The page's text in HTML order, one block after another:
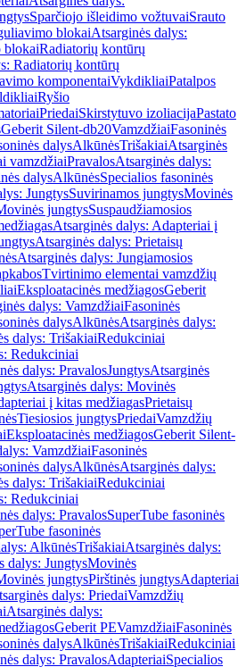
Sparčiojo išleidimo vožtuvaiSrauto
blokaiAtsarginės dalys:
blokaiRadiatorių kontūrų
Radiatorių kontūrų
komponentaiVykdikliaiPatalpos
Ryšio
PriedaiSkirstytuvo izoliacijaPastato
Geberit Silent-db20VamzdžiaiFasoninės
dalysAlkūnėsTrišakiaiAtsarginės
vamzdžiaiPravalosAtsarginės dalys:
dalysAlkūnėsSpecialios fasoninės
JungtysSuvirinamos jungtysMovinės
jungtysSuspaudžiamosios
Atsarginės dalys: Adapteriai į
Atsarginės dalys: Prietaisų
Atsarginės dalys: Jungiamosios
Tvirtinimo elementai vamzdžių
Eksploatacinės medžiagosGeberit
dalys: VamzdžiaiFasoninės
dalysAlkūnėsAtsarginės dalys:
dalys: TrišakiaiRedukciniai
Redukciniai
dalys: PravalosJungtysAtsarginės
Atsarginės dalys: Movinės
į kitas medžiagasPrietaisų
Tiesiosios jungtysPriedaiVamzdžių
Eksploatacinės medžiagosGeberit Silent-
VamzdžiaiFasoninės
dalysAlkūnėsAtsarginės dalys:
dalys: TrišakiaiRedukciniai
Redukciniai
dalys: PravalosSuperTube fasoninės
fasoninės
AlkūnėsTrišakiaiAtsarginės dalys:
dalys: JungtysMovinės
jungtysPirštinės jungtysAdapteriai
dalys: PriedaiVamzdžių
Atsarginės dalys:
Geberit PEVamzdžiaiFasoninės
dalysAlkūnėsTrišakiaiRedukciniai
dalys: PravalosAdapteriaiSpecialios